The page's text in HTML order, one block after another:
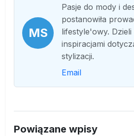
MS
Pasje do mody i
postanowiła
lifestyle'owy. Dzieli
inspiracjami
stylizacji.
Email
Powiązane wpisy